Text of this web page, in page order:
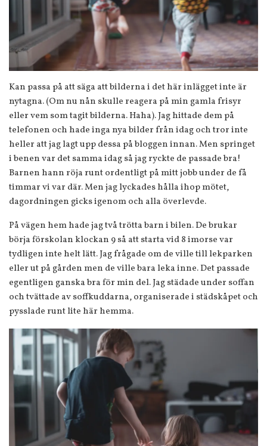
Kan passa på att säga att bilderna i det här inlägget inte är
nytagna. (Om nu nån skulle reagera på min gamla frisyr
eller vem som tagit bilderna. Haha). Jag hittade dem på
telefonen och hade inga nya bilder från idag och tror inte
heller att jag lagt upp dessa på bloggen innan. Men springet
i benen var det samma idag så jag ryckte de passade bra!
Barnen hann röja runt ordentligt på mitt jobb under de få
timmar vi var där. Men jag lyckades hålla ihop mötet,
dagordningen gicks igenom och alla överlevde.
På vägen hem hade jag två trötta barn i bilen. De brukar
börja förskolan klockan 9 så att starta vid 8 imorse var
tydligen inte helt lätt. Jag frågade om de ville till lekparken
eller ut på gården men de ville bara leka inne. Det passade
egentligen ganska bra för min del. Jag städade under soffan
och tvättade av soffkuddarna, organiserade i städskåpet och
pysslade runt lite här hemma.